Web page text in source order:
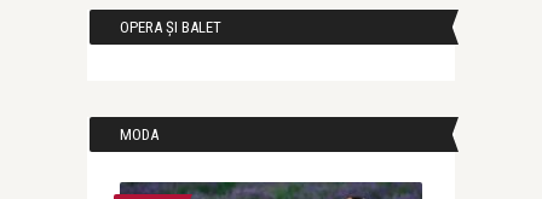
OPERA ȘI BALET
MODA